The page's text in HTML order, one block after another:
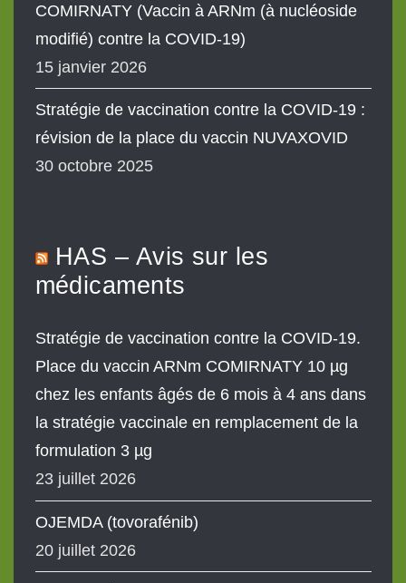
COMIRNATY (Vaccin à ARNm (à nucléoside
modifié) contre la COVID-19)
15 janvier 2026
Stratégie de vaccination contre la COVID-19 :
révision de la place du vaccin NUVAXOVID
30 octobre 2025
HAS – Avis sur les
médicaments
Stratégie de vaccination contre la COVID-19.
Place du vaccin ARNm COMIRNATY 10 µg
chez les enfants âgés de 6 mois à 4 ans dans
la stratégie vaccinale en remplacement de la
formulation 3 µg
23 juillet 2026
OJEMDA (tovorafénib)
20 juillet 2026